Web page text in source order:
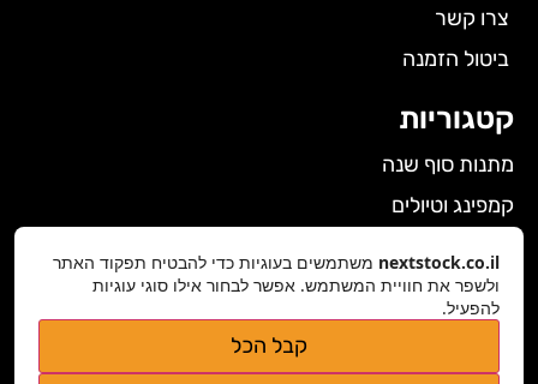
צרו קשר
ביטול הזמנה
קטגוריות
מתנות סוף שנה
קמפינג וטיולים
גאדג'טים
nextstock.co.il משתמשים בעוגיות כדי להבטיח תפקוד האתר
ולשפר את חוויית המשתמש. אפשר לבחור אילו סוגי עוגיות
להפעיל.
קבל הכל